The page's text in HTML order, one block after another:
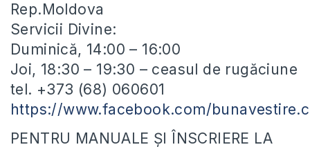
Rep.Moldova
Servicii Divine:
Duminică, 14:00 – 16:00
Joi, 18:30 – 19:30 – ceasul de rugăciune
tel. +373 (68) 060601
https://www.facebook.com/
PENTRU MANUALE ȘI ÎNSCRIERE LA